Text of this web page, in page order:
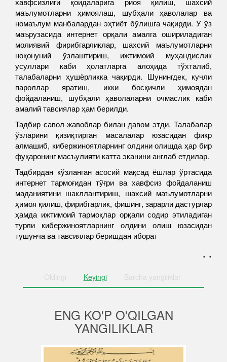
маълумотларни ҳимоялаш, шубҳали ҳаволалар ва
номаълум манбалардан эҳтиёт бўлишга чақирди. У ўз
маърузасида интернет орқали амалга ошириладиган
молиявий фирибгарликлар, шахсий маълумотларни
ноқонуний ўзлаштириш, ижтимоий муҳандислик
усуллари каби ҳолатларга алоҳида тўхталиб,
талабаларни ҳушёрликка чақирди. Шунингдек, кучли
пароллар яратиш, икки босқичли ҳимоядан
фойдаланиш, шубҳали ҳаволаларни очмаслик каби
амалий тавсиялар ҳам берилди.
Тадбир савол-жавоблар билан давом этди. Талабалар
ўзларини қизиқтирган масалалар юзасидан фикр
алмашиб, кибержиноятларнинг олдини олишда ҳар бир
фуқаронинг масъулияти катта эканини англаб етдилар.
Тадбирдан кўзланган асосий мақсад ёшлар ўртасида
интернет тармоғидан тўғри ва хавфсиз фойдаланиш
маданиятини шакллантириш, шахсий маълумотларни
ҳимоя қилиш, фирибгарлик, фишинг, зарарли дастурлар
ҳамда ижтимоий тармоқлар орқали содир этиладиган
турли кибержиноятларнинг олдини олиш юзасидан
тушунча ва тавсиялар беришдан иборат
. .
Oldingi Keyingi Barcha yangiliklar
ENG KO'P O'QILGAN
YANGILIKLAR